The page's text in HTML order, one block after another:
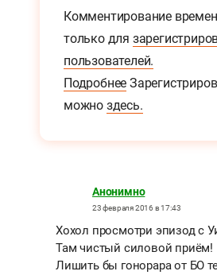
Комментирование
только для
пользователей.
Подробнее
можно здесь.
Анонимно
23 февраля 2016 в 17:43
Хохол просмотри эпизод с
Там чистый силовой приём!
Лишить бы гонорара от БО